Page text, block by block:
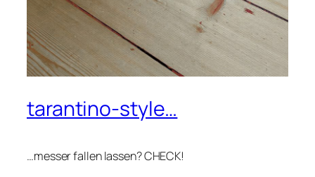
tarantino-style…
…messer fallen lassen? CHECK!